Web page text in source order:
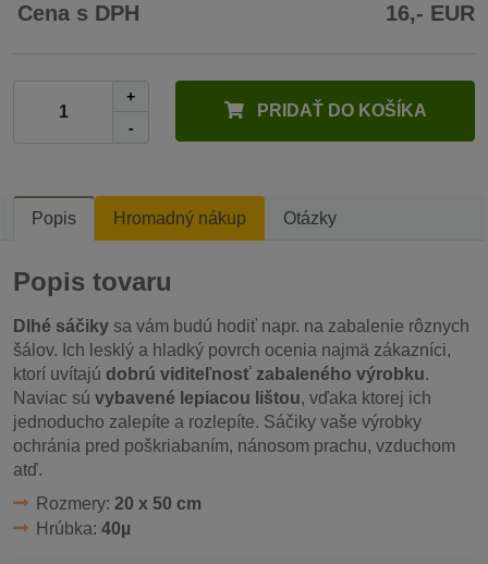
Cena s DPH 16,- EUR
+
-
PRIDAŤ DO KOŠÍKA
Popis Hromadný nákup Otázky
Popis tovaru
Dlhé sáčiky sa vám budú hodiť napr. na zabalenie rôznych
šálov. Ich lesklý a hladký povrch ocenia najmä zákazníci,
ktorí uvítajú dobrú viditeľnosť zabaleného výrobku.
Naviac sú vybavené lepiacou lištou, vďaka ktorej ich
jednoducho zalepíte a rozlepíte. Sáčiky vaše výrobky
ochránia pred poškriabaním, nánosom prachu, vzduchom
atď.
Rozmery: 20 x 50 cm
Hrúbka: 40µ